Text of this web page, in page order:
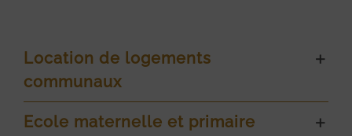
Location de logements
communaux
Ecole maternelle et primaire